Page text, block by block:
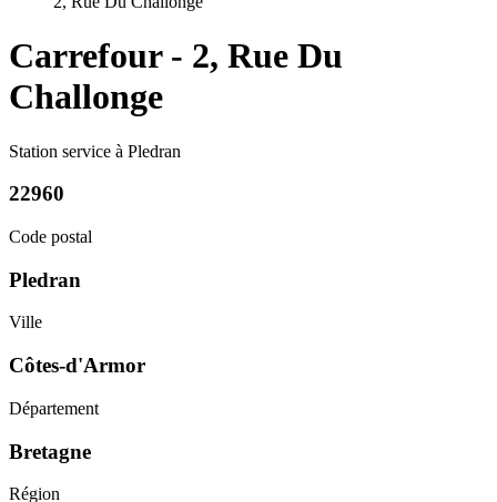
Carrefour - 2, Rue Du
Challonge
Station service à Pledran
22960
Code postal
Pledran
Ville
Côtes-d'Armor
Département
Bretagne
Région